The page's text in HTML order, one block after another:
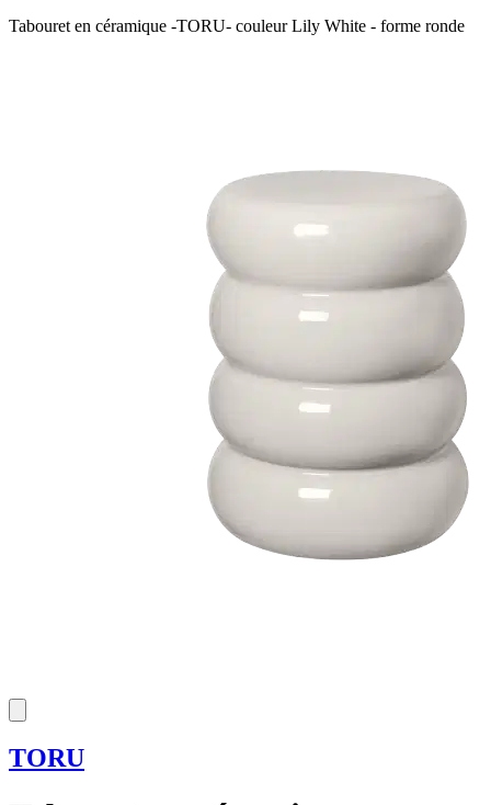
Tabouret en céramique -TORU- couleur Lily White - forme ronde
TORU